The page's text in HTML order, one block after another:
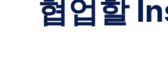
협업할